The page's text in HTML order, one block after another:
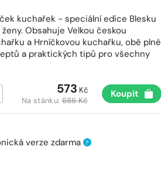
kuchařek - speciální edice Blesku
Obsahuje Velkou českou
a Hrníčkovou kuchařku, obě plné
a praktických tipů pro všechny
573 Kč
Na stánku:686 Kč
Koupit
verze zdarma ?